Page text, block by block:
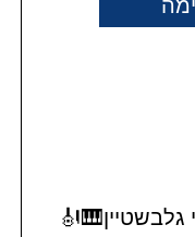
גלבשטיין🎹🎻